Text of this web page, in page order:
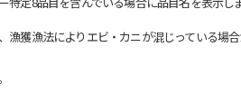
獲漁法によりエビ・カニが混じっている場